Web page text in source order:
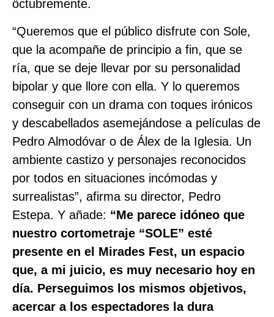
öctubremente.
“Queremos que el público disfrute con Sole,
que la acompañe de principio a fin, que se
ría, que se deje llevar por su personalidad
bipolar y que llore con ella. Y lo queremos
conseguir con un drama con toques irónicos
y descabellados asemejándose a películas de
Pedro Almodóvar o de Álex de la Iglesia. Un
ambiente castizo y personajes reconocidos
por todos en situaciones incómodas y
surrealistas”, afirma su director, Pedro
Estepa. Y añade: “Me parece idóneo que
nuestro cortometraje “SOLE” esté
presente en el Mirades Fest, un espacio
que, a mi juicio, es muy necesario hoy en
día. Perseguimos los mismos objetivos,
acercar a los espectadores la dura